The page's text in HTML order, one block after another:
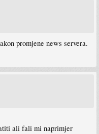
opet mogao prikljuciti na
promjene news servera.
ali fali mi naprimjer